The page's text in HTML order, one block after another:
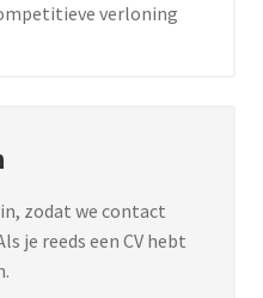
verloning
zodat we contact
je reeds een CV hebt